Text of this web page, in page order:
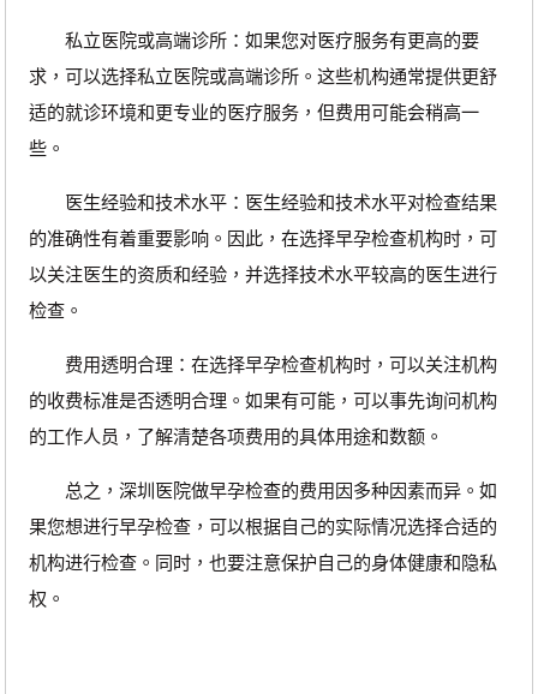
私立医院或高端诊所：如果您对医疗服务有更高的要
求，可以选择私立医院或高端诊所。这些机构通常提供更舒
适的就诊环境和更专业的医疗服务，但费用可能会稍高一
些。
医生经验和技术水平：医生经验和技术水平对检查结果
的准确性有着重要影响。因此，在选择早孕检查机构时，可
以关注医生的资质和经验，并选择技术水平较高的医生进行
检查。
费用透明合理：在选择早孕检查机构时，可以关注机构
的收费标准是否透明合理。如果有可能，可以事先询问机构
的工作人员，了解清楚各项费用的具体用途和数额。
总之，深圳医院做早孕检查的费用因多种因素而异。如
果您想进行早孕检查，可以根据自己的实际情况选择合适的
机构进行检查。同时，也要注意保护自己的身体健康和隐私
权。